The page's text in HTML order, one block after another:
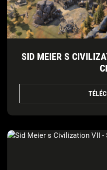
SID MEIER S